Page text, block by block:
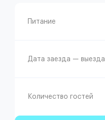
Питание
Дата заезда — выезда
Количество гостей